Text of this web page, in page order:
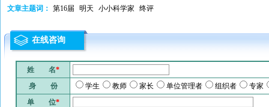
文章主题词： 第16届 明天 小小科学家 终评
在线咨询
姓 名*
身 份
学生 教师 家长 单位管理者 组织者
专家
单 位*